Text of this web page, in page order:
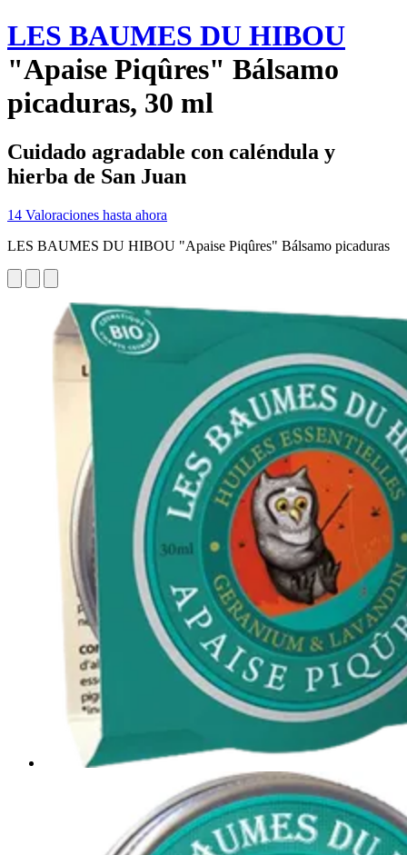
LES BAUMES DU HIBOU
"Apaise Piqûres" Bálsamo
picaduras, 30 ml
Cuidado agradable con caléndula y
hierba de San Juan
14 Valoraciones hasta ahora
LES BAUMES DU HIBOU "Apaise Piqûres" Bálsamo picaduras